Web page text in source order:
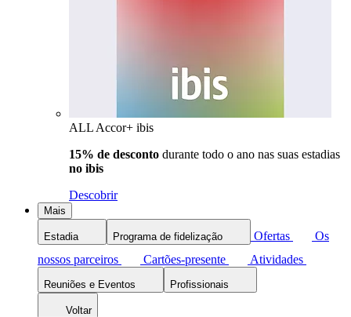
ALL Accor+ ibis
15% de desconto durante todo o ano nas suas estadias
no ibis
Descobrir
Mais
Estadia Programa de fidelização Ofertas
Os
nossos parceiros
Cartões-presente Atividades
Reuniões e Eventos Profissionais
Voltar